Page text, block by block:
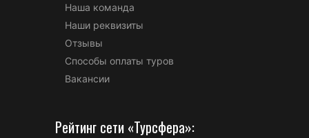
Наша команда
Наши реквизиты
Отзывы
Способы оплаты туров
Вакансии
Рейтинг сети «Турсфера»: